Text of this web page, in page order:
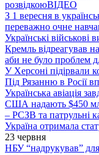
розвідкоюВІДЕО
З 1 вересня в
переважно очне
Українські
Кремль відреагував
аби не було проблем
У Херсоні підірвали
Під Рязанню в Росії
Українська авіація
США надають $450 млн
– РСЗВ та патрульні
Україна отримала
23 червня
НБУ “надрукував”